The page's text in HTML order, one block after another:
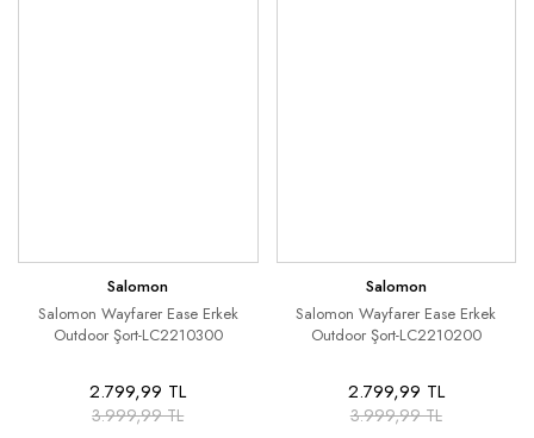
Salomon
Salomon Wayfarer Ease Erkek
Outdoor Şort-LC2210300
2.799,99 TL
3.999,99 TL
Salomon
Salomon Wayfarer Ease Erkek
Outdoor Şort-LC2210200
2.799,99 TL
3.999,99 TL